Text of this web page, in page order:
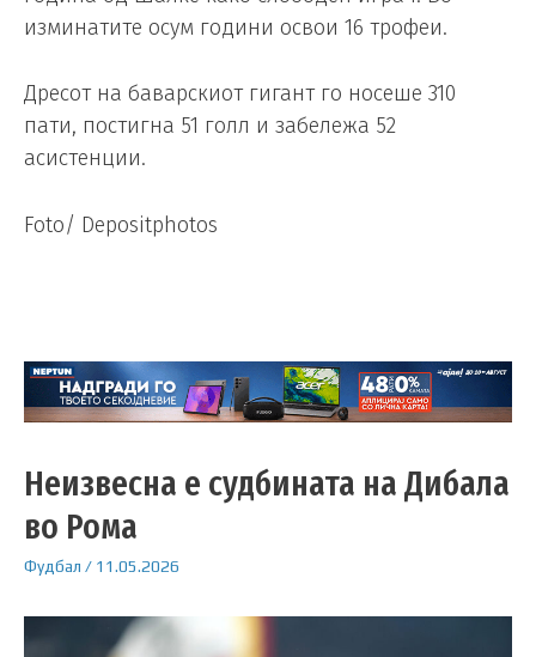
изминатите осум години освои 16 трофеи.
Дресот на баварскиот гигант го носеше 310
пати, постигна 51 голл и забележа 52
асистенции.
Foto/ Depositphotos
Неизвесна е судбината на Дибала
во Рома
Фудбал / 11.05.2026